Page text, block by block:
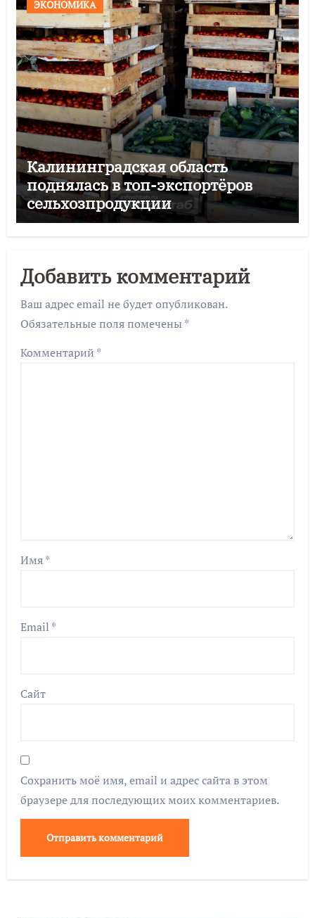
ЭКОНОМИКА
Калининградская область
поднялась в топ-экспортёров
сельхозпродукции
Добавить комментарий
Ваш адрес email не будет опубликован.
Обязательные поля помечены *
Комментарий *
Имя*
Email *
Сайт
Сохранить моё имя, email и адрес сайта в этом
браузере для последующих моих комментариев.